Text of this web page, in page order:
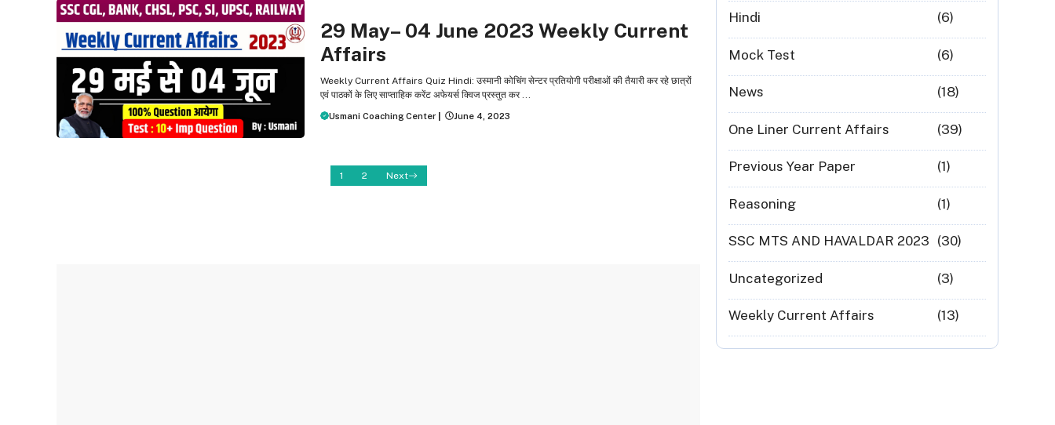
29 May– 04 June 2023 Weekly Current
Affairs
Weekly Current Affairs Quiz Hindi: उस्‍मानी कोचिंग सेन्‍टर प्रतियोगी परीक्षाओं की तैयारी कर रहे छात्रों
एवं पाठकों के लिए साप्ताहिक करेंट अफेयर्स क्विज प्रस्तुत कर ...
Usmani Coaching Center June 4, 2023
1 2 Next
Hindi (6)
Mock Test (6)
News (18)
One Liner Current Affairs (39)
Previous Year Paper (1)
Reasoning (1)
SSC MTS AND HAVALDAR 2023 (30)
Uncategorized (3)
Weekly Current Affairs (13)